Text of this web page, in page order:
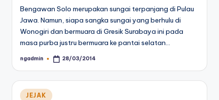
Bengawan Solo merupakan sungai terpanjang di Pulau
Jawa. Namun, siapa sangka sungai yang berhulu di
Wonogiri dan bermuara di Gresik Surabaya ini pada
masa purba justru bermuara ke pantai selatan…
Posted
ngadmin 28/03/2014
Posted
JEJAK